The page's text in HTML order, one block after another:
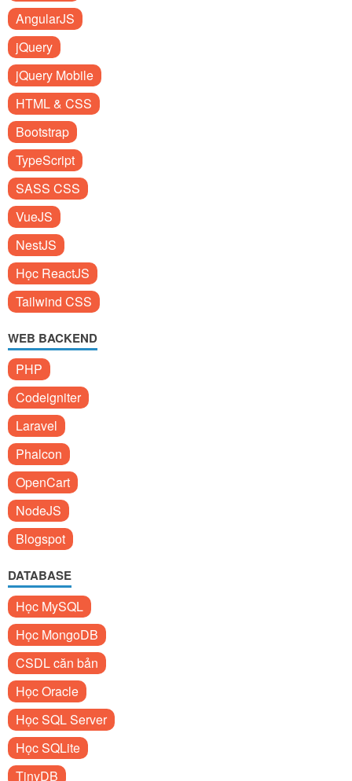
AngularJS
jQuery
jQuery Mobile
HTML & CSS
Bootstrap
TypeScript
SASS CSS
VueJS
NestJS
Học ReactJS
Tailwind CSS
WEB BACKEND
PHP
Codeigniter
Laravel
Phalcon
OpenCart
NodeJS
Blogspot
DATABASE
Học MySQL
Học MongoDB
CSDL căn bản
Học Oracle
Học SQL Server
Học SQLite
TinyDB